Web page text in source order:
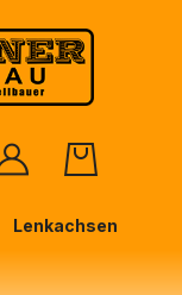
Lenkachsen